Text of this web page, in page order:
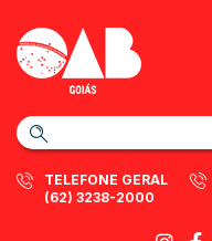
TELEFONE GERAL
(62) 3238-2000